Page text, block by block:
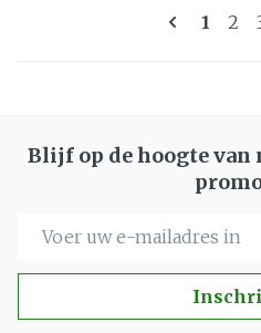
U
1 2
Blijf op de hoogte van